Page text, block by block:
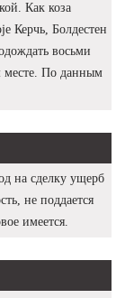
Как коза
Керчь, Болдестен
восьми
месте. По данным
на сделку ущерб
не поддается
имеется.